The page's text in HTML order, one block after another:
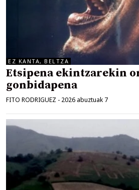
EZ KANTA, BELTZA
Etsipena ekintzarekin
gonbidapena
FITO RODRIGUEZ - 2026 abuztuak 7